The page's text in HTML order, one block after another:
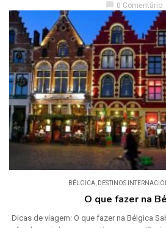
chat_bubble 0 Comentário
BÉLGICA, DESTINOS
O que fazer na
Dicas de viagem: O que fazer na Bélgica